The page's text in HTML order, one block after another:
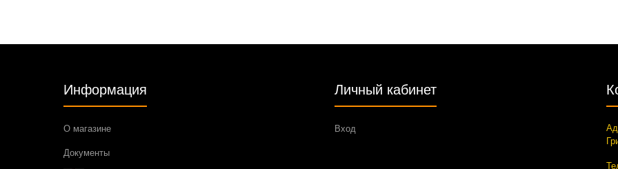
Информация
О магазине
Документы
Личный кабинет
Вход